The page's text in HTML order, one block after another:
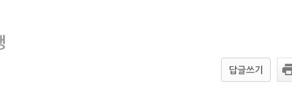
답글쓰기